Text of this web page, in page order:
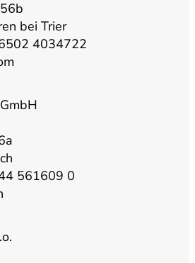
u
b
e
g
m
bei Trier
4034722
561609 0